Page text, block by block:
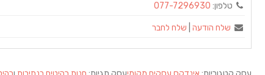
טלפון: 077-7296930
שלח הודעה שלח לחבר